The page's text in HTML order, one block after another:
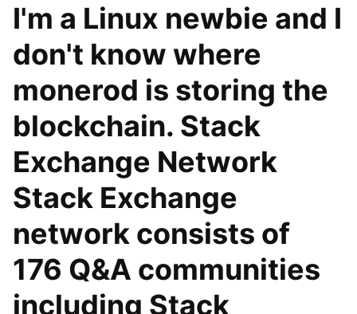
I'm a Linux newbie and I
don't know where
monerod is storing the
blockchain. Stack
Exchange Network
Stack Exchange
network consists of
176 Q&A communities
including Stack